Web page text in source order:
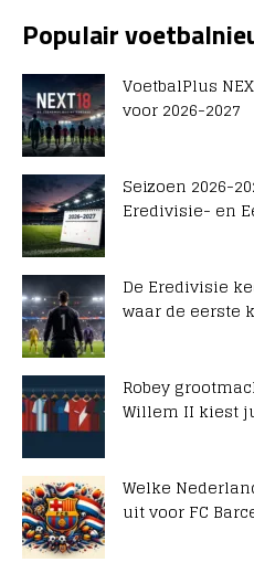
Populair
VoetbalPlus
voor 2026-2027
Seizoen 2026-
Eredivisie- en
De Eredivisie
waar de eerste
Robey
Willem II kiest
Welke
uit voor FC